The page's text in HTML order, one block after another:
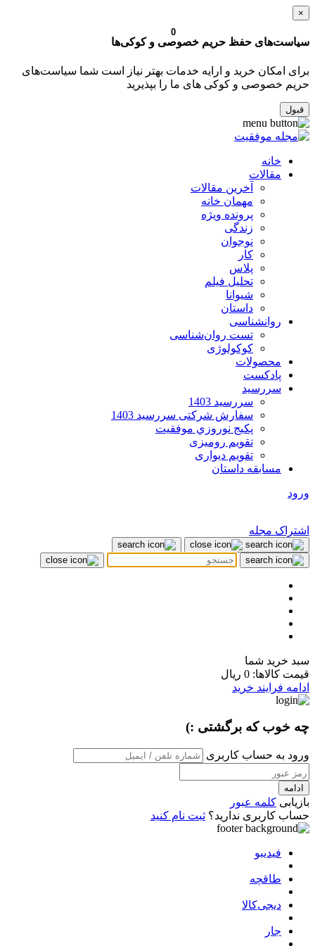
×
سیاست‌های حفظ حریم خصوصی و کوکی‌ها
برای امکان خرید و ارایه خدمات بهتر نیاز است شما سیاست‌های
حریم خصوصی و کوکی های ما را بپذیرید
قبول
خانه
مقالات
آخرین مقالات
مهمان خانه
پرونده ویژه
زندگی
نوجوان
کار
پلاس
تحلیل فیلم
شیوانا
داستان
روانشناسی
تست روان‌شناسی
کوکولوژی
محصولات
پادکست
سررسید
سررسید 1403
سفارش شرکتی سررسید 1403
پکيج نوروزي موفقيت
تقویم رومیزی
تقویم دیواری
مسابقه داستان
ورود
اشتراک مجله
0
سبد خرید شما
قیمت کالاها: 0 ریال
ادامه فرایند خرید
چه خوب که برگشتی :)
ورود به حساب کاربری
ادامه
بازیابی کلمه عبور
حساب کاربری ندارید؟ ثبت نام کنید
فیدیبو
طاقچه
دیجی‌کالا
جار